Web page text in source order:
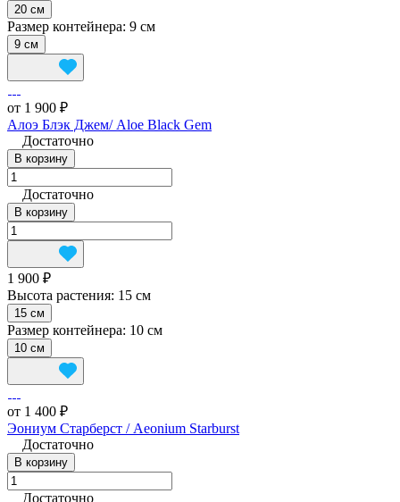
20 см
Размер контейнера: 9 см
9 см
от 1 900 ₽
Алоэ Блэк Джем/ Aloe Black Gem
Достаточно
В корзину
Достаточно
В корзину
1 900 ₽
Высота растения: 15 см
15 см
Размер контейнера: 10 см
10 см
от 1 400 ₽
Эониум Старберст / Aeonium Starburst
Достаточно
В корзину
Достаточно